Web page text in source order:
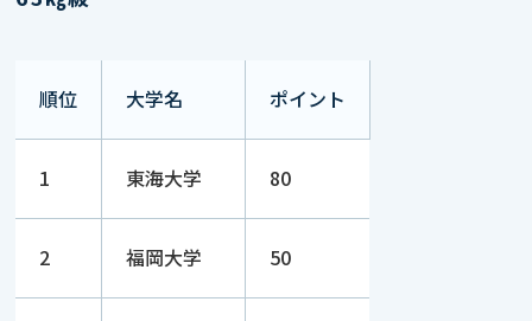
順位 大学名 ポイント
1 東海大学 80
2 福岡大学 50